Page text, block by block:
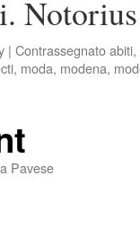
| Contrassegnatoabiti,
, moda, modena,
Pavese